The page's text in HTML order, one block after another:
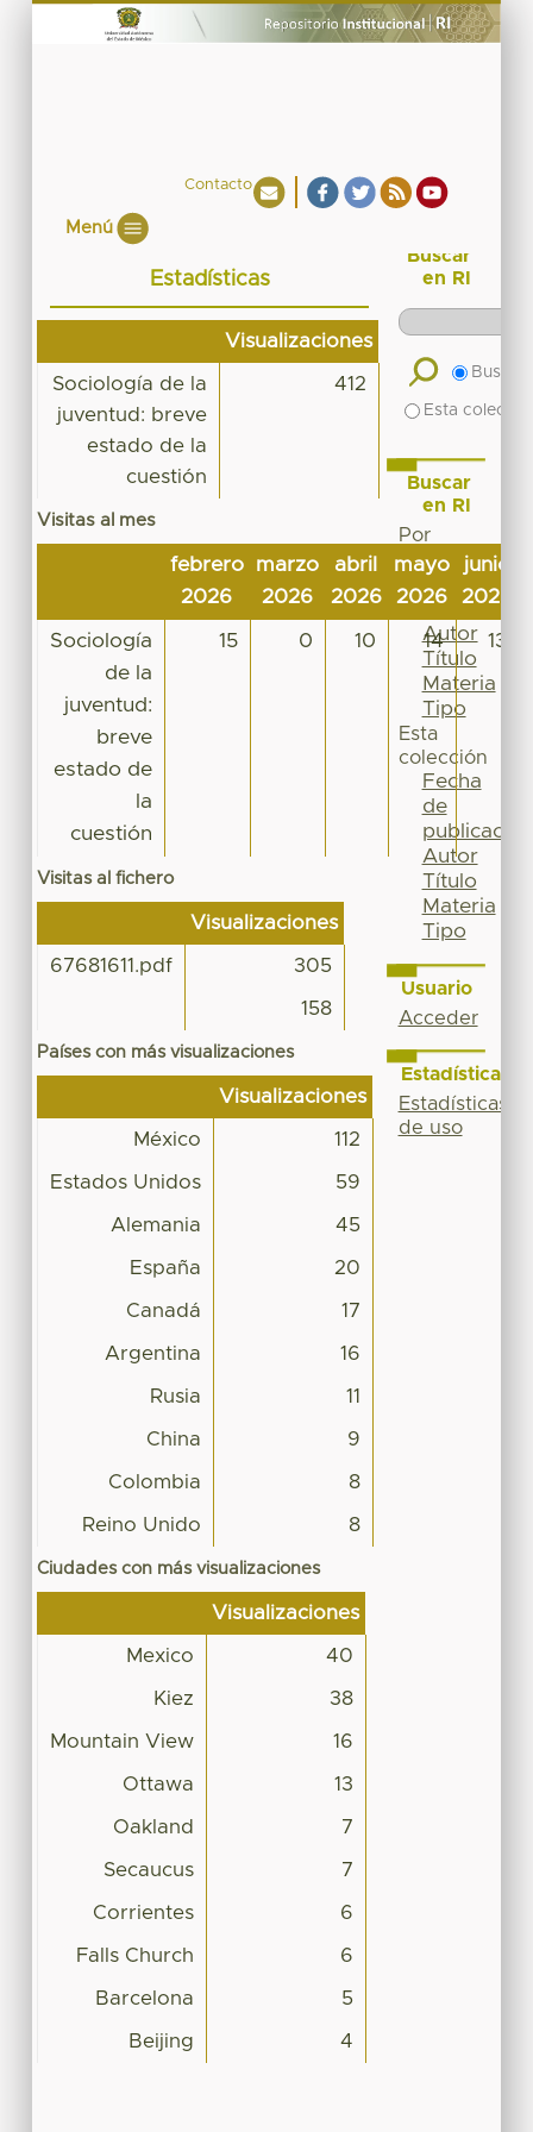
Contacto
Menú
Estadísticas
Visualizaciones
Sociología de la
juventud: breve
estado de la
cuestión
412
Visitas al mes
febrero
2026
marzo
2026
abril
2026
mayo
2026
junio
2026
Sociología
de la
juventud:
breve
estado de
la
cuestión
15 0 10 14 13
Visitas al fichero
Visualizaciones
67681611.pdf 305
158
Países con más visualizaciones
Visualizaciones
México 112
Estados Unidos 59
Alemania 45
España 20
Canadá 17
Argentina 16
Rusia 11
China 9
Colombia 8
Reino Unido 8
Ciudades con más visualizaciones
Visualizaciones
Mexico 40
Kiez 38
Mountain View 16
Ottawa 13
Oakland 7
Secaucus 7
Corrientes 6
Falls Church 6
Barcelona 5
Beijing 4
Buscar
en RI
Buscar
Esta
Buscar
en RI
Por
Fecha
de
publicación
Autor
Título
Materia
Tipo
Esta
colección
Fecha
de
publicación
Autor
Título
Materia
Tipo
Usuario
Acceder
Estadísticas
Estadísticas
de uso